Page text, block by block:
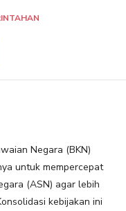
Negara (BKN)
untuk mempercepat
(ASN) agar lebih
kebijakan ini